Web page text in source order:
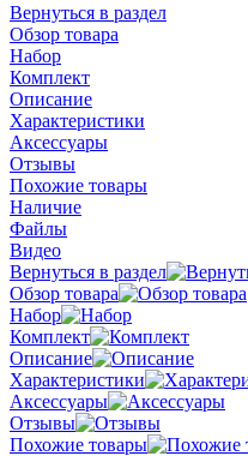
Вернуться в раздел
Обзор товара
Набор
Комплект
Описание
Характеристики
Аксессуары
Отзывы
Похожие товары
Наличие
Файлы
Видео
Вернуться в раздел
Обзор товара
Набор
Комплект
Описание
Характеристики
Аксессуары
Отзывы
Похожие товары